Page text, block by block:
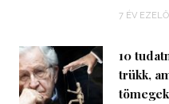
7 ÉV
10
trükk,